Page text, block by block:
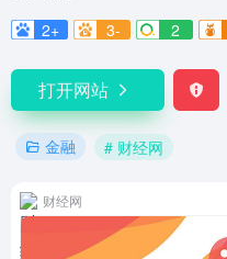
2+
3- 2
打开网站
金融 # 财经网
财经网